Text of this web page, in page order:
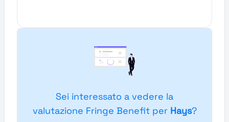
Sei interessato a vedere la
valutazione Fringe Benefit per Hays?